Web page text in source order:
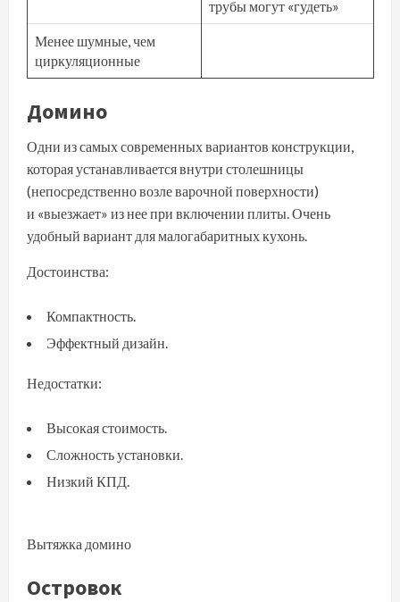
трубы могут «гудеть»
Менее шумные, чем
циркуляционные
Домино
Одни из самых современных вариантов конструкции,
которая устанавливается внутри столешницы
(непосредственно возле варочной поверхности)
и «выезжает» из нее при включении плиты. Очень
удобный вариант для малогабаритных кухонь.
Достоинства:
Компактность.
Эффектный дизайн.
Недостатки:
Высокая стоимость.
Сложность установки.
Низкий КПД.
Вытяжка домино
Островок